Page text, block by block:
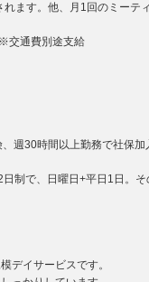
ます。他、月1回のミーテ
交通費別途支給
週30時間以上勤務で社保加
制で、日曜日+平日1日。
デイサービスです。